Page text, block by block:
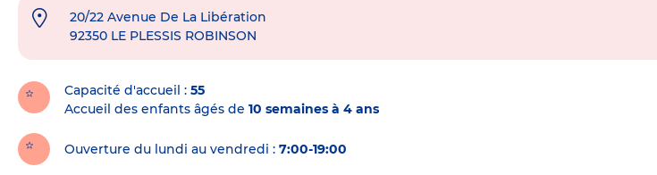
Adresse
crèche
20/22 Avenue De La Libération
92350 LE PLESSIS ROBINSON
Capacité d'accueil
55
Accueil des enfants âgés de 10 semaines à 4 ans
Ouverture du lundi au vendredi : 7:00-19:00